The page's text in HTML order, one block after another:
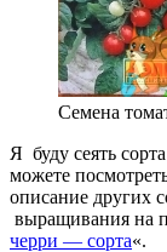
Семена
Я буду сеять
можете
описание других
выращивания на
черри — сорта«.